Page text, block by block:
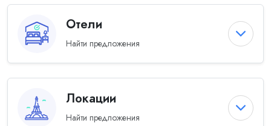
Отели
Найти предложения
Локации
Найти предложения